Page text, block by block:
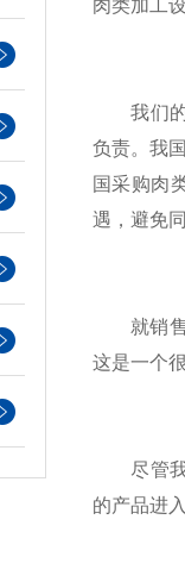
肉类加工
我们的
负责。我
国采购肉
遇，避免
就销售
这是一个
尽管我
的产品进